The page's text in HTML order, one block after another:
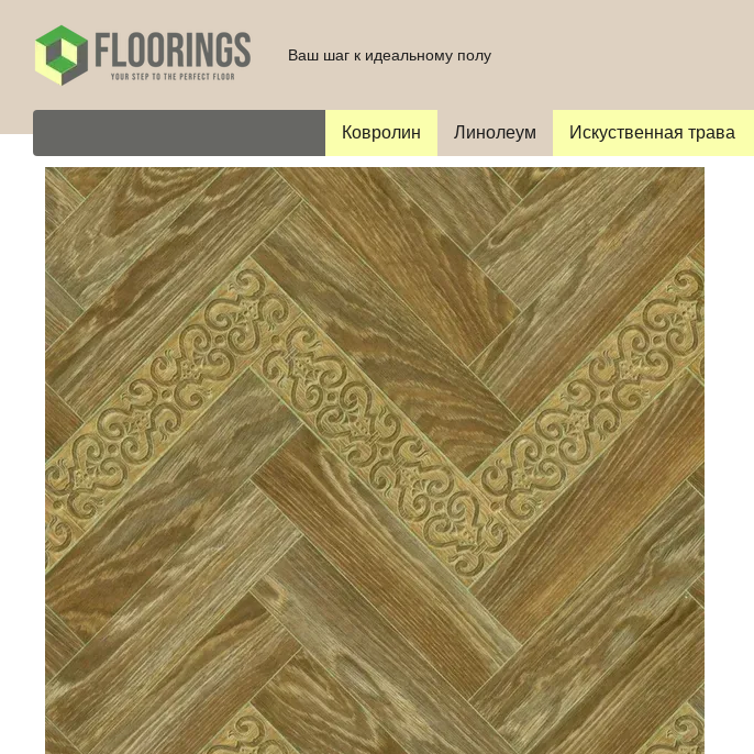
Ваш шаг к идеальному полу
Ковролин Линолеум Искуственная трава